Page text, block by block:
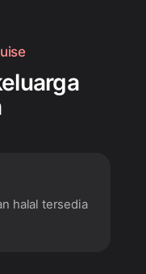
halal tersedia